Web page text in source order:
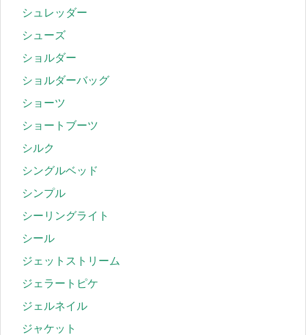
シュレッダー
シューズ
ショルダー
ショルダーバッグ
ショーツ
ショートブーツ
シルク
シングルベッド
シンプル
シーリングライト
シール
ジェットストリーム
ジェラートピケ
ジェルネイル
ジャケット